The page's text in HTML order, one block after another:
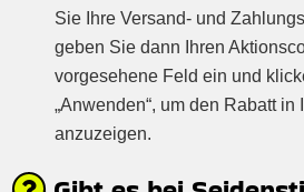
Sie Ihre Versand- und
geben Sie dann Ihren
vorgesehene Feld ein und
„Anwenden“, um den Rabatt in
anzuzeigen.